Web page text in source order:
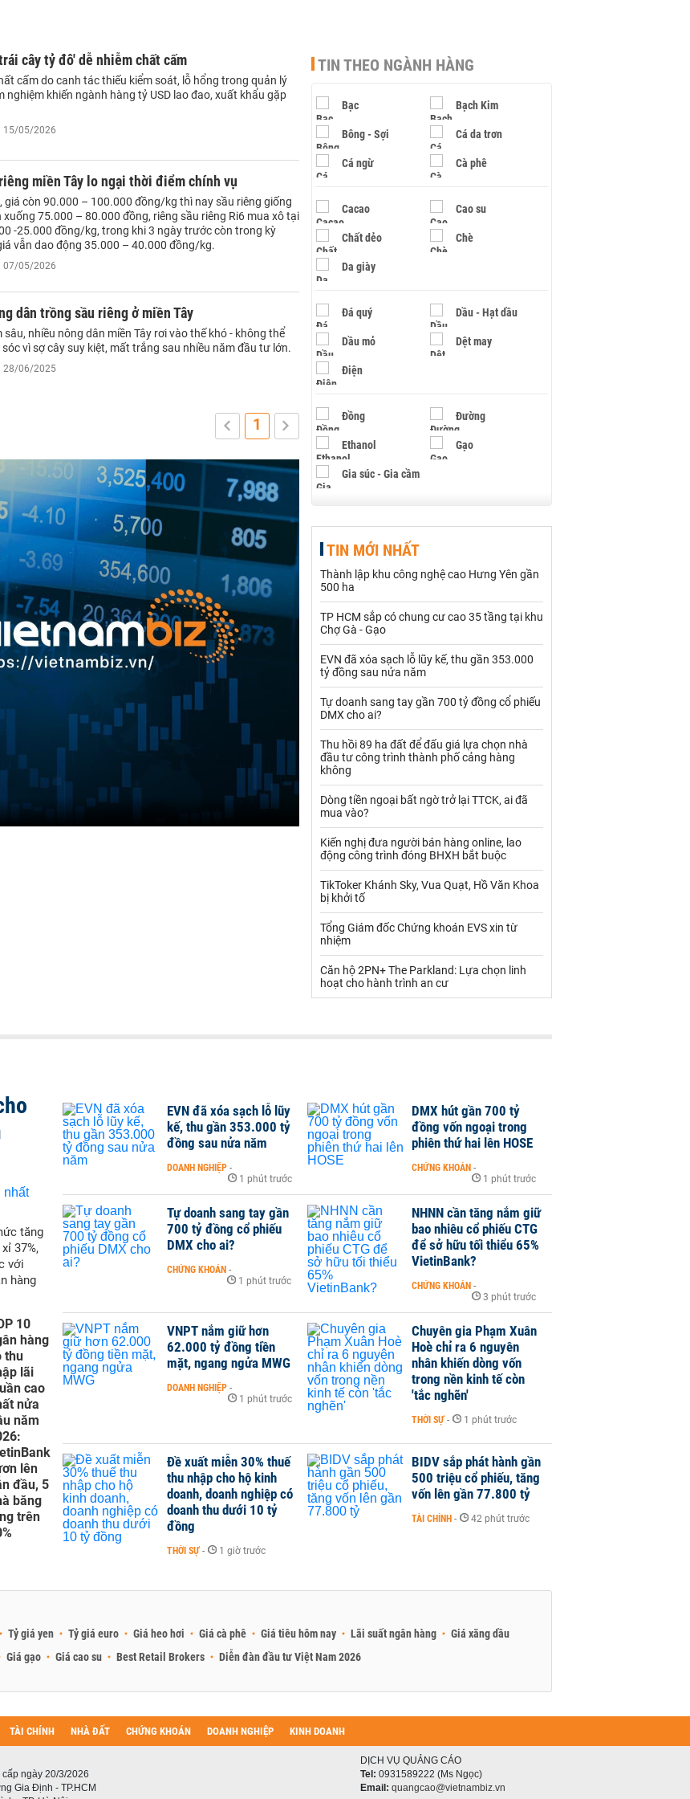
cây tỷ đô' dễ nhiễm chất cấm
cấm do canh tác thiếu kiểm soát, lỗ hổng trong quản lý
nghiệm khiến ngành hàng tỷ USD lao đao, xuất khẩu gặp
15/05/2026
miền Tây lo ngại thời điểm chính vụ
giá còn 90.000 – 100.000 đồng/kg thì nay sầu riêng giống
75.000 – 80.000 đồng, riêng sầu riêng Ri6 mua xô tại
-25.000 đồng/kg, trong khi 3 ngày trước còn trong kỳ
vẫn dao động 35.000 – 40.000 đồng/kg.
07/05/2026
dân trồng sầu riêng ở miền Tây
sâu, nhiều nông dân miền Tây rơi vào thế khó - không thể
vì sợ cây suy kiệt, mất trắng sau nhiều năm đầu tư lớn.
28/06/2025
1
TIN THEO NGÀNH HÀNG
Bạc Bạch Kim
Bông - Sợi Cá da trơn
Cá ngừ Cà phê
Cacao Cao su
Chất dẻo Chè
Da giày
Đá quý Dầu - Hạt dầu
Dầu mỏ Dệt may
Điện
Đồng Đường
Ethanol Gạo
Gia súc - Gia cầm
Hạt điều
Khí đốt
Kim loại khác Mắc ca
Muối Ngũ cốc
Nhựa - Hạt nhựa
Palladium Phân bón
Rau - Củ -Quả Sắt thép
Sữa
Than Thức ăn chăn nuôi
Thủy hải sản khác Tôm
Vàng
VLXD khác Xăng dầu
Xi măng - Clynker
TIN MỚI NHẤT
Thành lập khu công nghệ cao Hưng Yên gần
500 ha
TP HCM sắp có chung cư cao 35 tầng tại khu
Chợ Gà - Gạo
EVN đã xóa sạch lỗ lũy kế, thu gần 353.000
tỷ đồng sau nửa năm
Tự doanh sang tay gần 700 tỷ đồng cổ phiếu
DMX cho ai?
Thu hồi 89 ha đất để đấu giá lựa chọn nhà
đầu tư công trình thành phố cảng hàng
không
Dòng tiền ngoại bất ngờ trở lại TTCK, ai đã
mua vào?
Kiến nghị đưa người bán hàng online, lao
động công trình đóng BHXH bắt buộc
TikToker Khánh Sky, Vua Quạt, Hồ Văn Khoa
bị khởi tố
Tổng Giám đốc Chứng khoán EVS xin từ
nhiệm
Căn hộ 2PN+ The Parkland: Lựa chọn linh
hoạt cho hành trình an cư
tăng
37%,
với
hàng
10
hàng
thu
lãi
cao
nửa
năm
lên
đầu, 5
băng
trên
EVN đã xóa sạch lỗ lũy
kế, thu gần 353.000 tỷ
đồng sau nửa năm
DOANH NGHIỆP -
1 phút trước
DMX hút gần 700 tỷ
đồng vốn ngoại trong
phiên thứ hai lên HOSE
CHỨNG KHOÁN -
1 phút trước
Tự doanh sang tay gần
700 tỷ đồng cổ phiếu
DMX cho ai?
CHỨNG KHOÁN -
1 phút trước
NHNN cần tăng nắm giữ
bao nhiêu cổ phiếu CTG
để sở hữu tối thiểu 65%
VietinBank?
CHỨNG KHOÁN -
3 phút trước
VNPT nắm giữ hơn
62.000 tỷ đồng tiền
mặt, ngang ngửa MWG
DOANH NGHIỆP -
1 phút trước
Chuyên gia Phạm Xuân
Hoè chỉ ra 6 nguyên
nhân khiến dòng vốn
trong nền kinh tế còn
'tắc nghẽn'
THỜI SỰ - 1 phút trước
Đề xuất miễn 30% thuế
thu nhập cho hộ kinh
doanh, doanh nghiệp có
doanh thu dưới 10 tỷ
đồng
THỜI SỰ - 1 giờ trước
BIDV sắp phát hành gần
500 triệu cổ phiếu, tăng
vốn lên gần 77.800 tỷ
TÀI CHÍNH - 42 phút trước
Tỷ giá yen Tỷ giá euro Giá heo hơi Giá cà phê Giá tiêu hôm nay Lãi suất ngân hàng
Giá xăng dầu
Giá gạo Giá cao su Best Retail Brokers Diễn đàn đầu tư Việt Nam 2026
TÀI CHÍNH NHÀ ĐẤT CHỨNG KHOÁN DOANH NGHIỆP KINH DOANH
ngày 20/3/2026
Gia Định - TP.HCM
DỊCH VỤ QUẢNG CÁO
Tel: 0931589222 (Ms Ngọc)
Email: quangcao@vietnambiz.vn